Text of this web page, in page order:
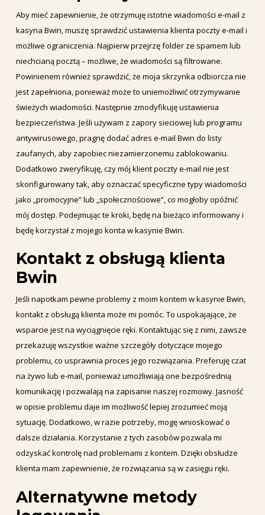
Aby mieć zapewnienie, że otrzymuję istotne wiadomości e-mail z
kasyna Bwin, muszę sprawdzić ustawienia klienta poczty e-mail i
możliwe ograniczenia. Najpierw przejrzę folder ze spamem lub
niechcianą pocztą – możliwe, że wiadomości są filtrowane.
Powinienem również sprawdzić, że moja skrzynka odbiorcza nie
jest zapełniona, ponieważ może to uniemożliwić otrzymywanie
świeżych wiadomości. Następnie zmodyfikuję ustawienia
bezpieczeństwa. Jeśli używam z zapory sieciowej lub programu
antywirusowego, pragnę dodać adres e-mail Bwin do listy
zaufanych, aby zapobiec niezamierzonemu zablokowaniu.
Dodatkowo zweryfikuję, czy mój klient poczty e-mail nie jest
skonfigurowany tak, aby oznaczać specyficzne typy wiadomości
jako „promocyjne” lub „społecznościowe”, co mogłoby opóźnić
mój dostęp. Podejmując te kroki, będę na bieżąco informowany i
będę korzystał z mojego konta w kasynie Bwin.
Kontakt z obsługą klienta
Bwin
Jeśli napotkam pewne problemy z moim kontem w kasynie Bwin,
kontakt z obsługą klienta może mi pomóc. To uspokajające, że
wsparcie jest na wyciągnięcie ręki. Kontaktując się z nimi, zawsze
przekazuję wszystkie ważne szczegóły dotyczące mojego
problemu, co usprawnia proces jego rozwiązania. Preferuję czat
na żywo lub e-mail, ponieważ umożliwiają one bezpośrednią
komunikację i pozwalają na zapisanie naszej rozmowy. Jasność
w opisie problemu daje im możliwość lepiej zrozumieć moją
sytuację. Dodatkowo, w razie potrzeby, mogę wnioskować o
dalsze działania. Korzystanie z tych zasobów pozwala mi
odzyskać kontrolę nad problemami z kontem. Dzięki obsłudze
klienta mam zapewnienie, że rozwiązania są w zasięgu ręki.
Alternatywne metody